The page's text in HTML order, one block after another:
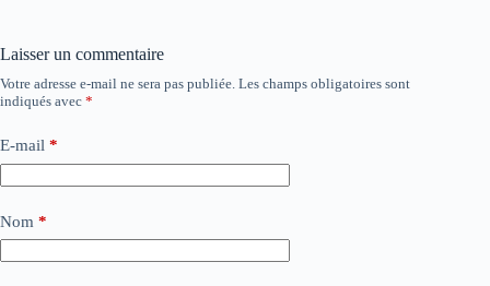
Laisser un commentaire
Votre adresse e-mail ne sera pas publiée. Les champs obligatoires sont
indiqués avec *
E-mail *
Nom *